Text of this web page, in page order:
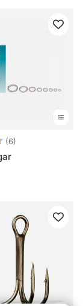
(6)